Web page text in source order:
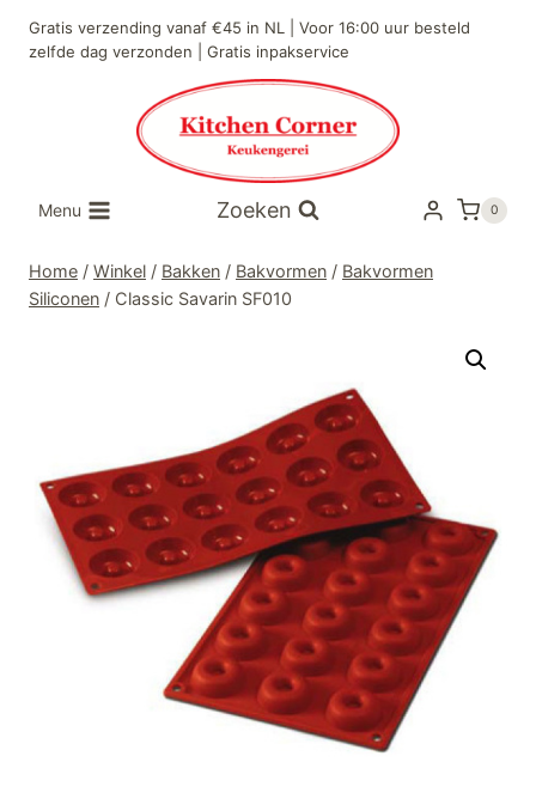
naar
Gratis verzending vanaf €45 in NL | Voor 16:00 uur besteld
zelfde dag verzonden | Gratis inpakservice
Menu Zoeken 0
Home / Winkel / Bakken / Bakvormen / Bakvormen
Siliconen / Classic Savarin SF010